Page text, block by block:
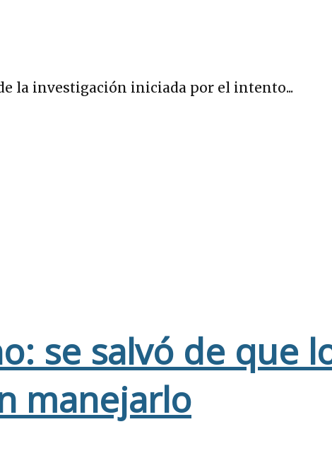
la investigación iniciada por el intento...
se salvó de que
manejarlo